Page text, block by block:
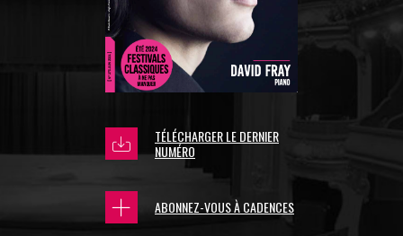
TÉLÉCHARGER LE DERNIER
NUMÉRO
ABONNEZ-VOUS À CADENCES